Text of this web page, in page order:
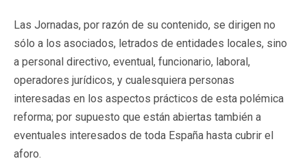
Las Jornadas, por razón de su contenido, se dirigen no
sólo a los asociados, letrados de entidades locales, sino
a personal directivo, eventual, funcionario, laboral,
operadores jurídicos, y cualesquiera personas
interesadas en los aspectos prácticos de esta polémica
reforma; por supuesto que están abiertas también a
eventuales interesados de toda España hasta cubrir el
aforo.